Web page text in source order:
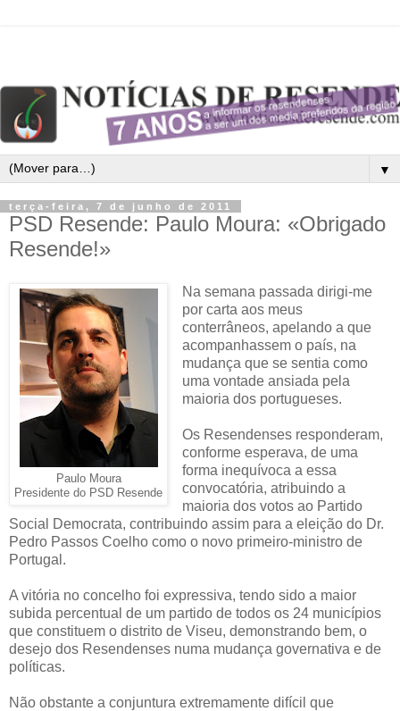
▼
terça-feira, 7 de junho de 2011
PSD Resende: Paulo Moura: «Obrigado
Resende!»
Paulo Moura
Presidente do PSD Resende
Na semana passada dirigi-me
por carta aos meus
conterrâneos, apelando a que
acompanhassem o país, na
mudança que se sentia como
uma vontade ansiada pela
maioria dos portugueses.
Os Resendenses responderam,
conforme esperava, de uma
forma inequívoca a essa
convocatória, atribuindo a
maioria dos votos ao Partido
Social Democrata, contribuindo assim para a eleição do Dr.
Pedro Passos Coelho como o novo primeiro-ministro de
Portugal.
A vitória no concelho foi expressiva, tendo sido a maior
subida percentual de um partido de todos os 24 municípios
que constituem o distrito de Viseu, demonstrando bem, o
desejo dos Resendenses numa mudança governativa e de
políticas.
Não obstante a conjuntura extremamente difícil que